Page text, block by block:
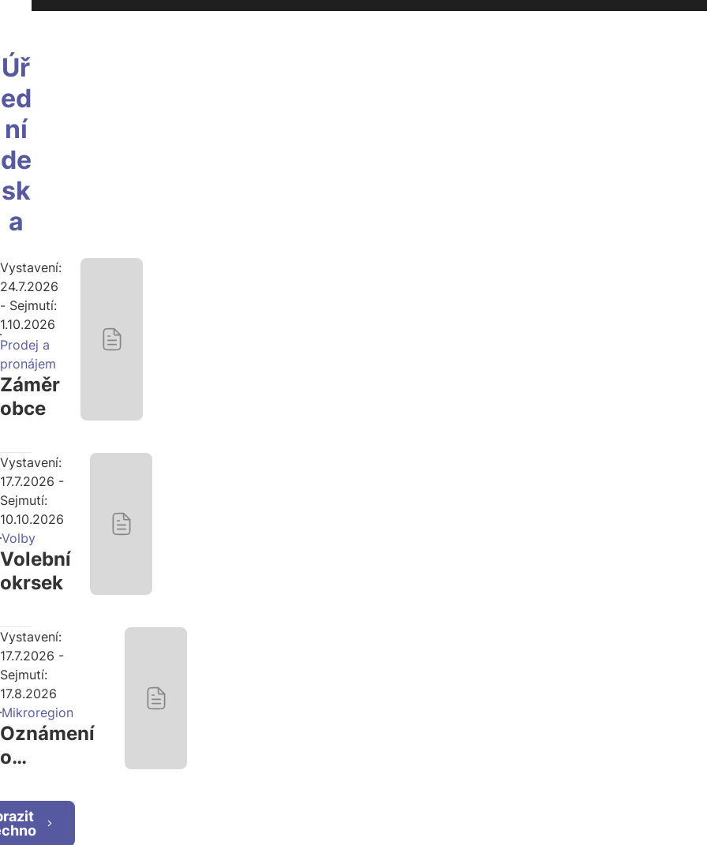
Úř
ed
ní
de
sk
a
Vystavení:
24.7.2026
- Sejmutí:
1.10.2026
Prodej a
pronájem
Záměr
obce
Vystavení:
17.7.2026 -
Sejmutí:
10.10.2026
Volby
Volební
okrsek
Vystavení:
17.7.2026 -
Sejmutí:
17.8.2026
Mikroregion
Oznámení
o
dokumentů
ML